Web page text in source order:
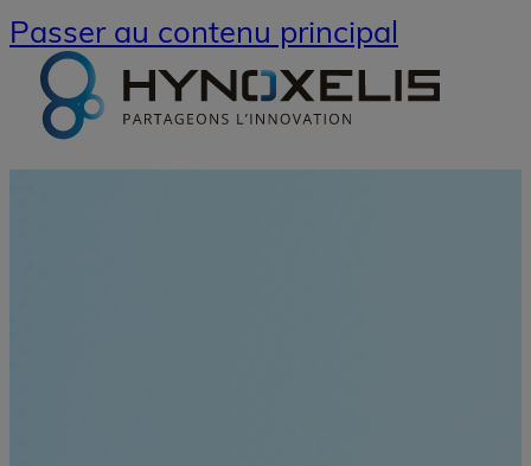
Passer au contenu principal